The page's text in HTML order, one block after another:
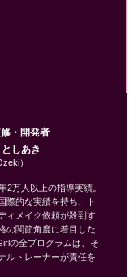
・開発者
しあき
）
2万人以上の指導実績。
際的な実績を持ち、ト
ィメイク依頼が殺到す
の関節角度に着目した
の全プログラムは、そ
ルトレーナーが責任を